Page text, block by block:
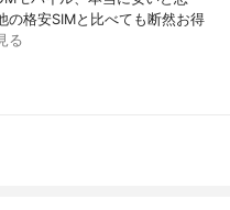
の格安SIMと比べても断然お得
る